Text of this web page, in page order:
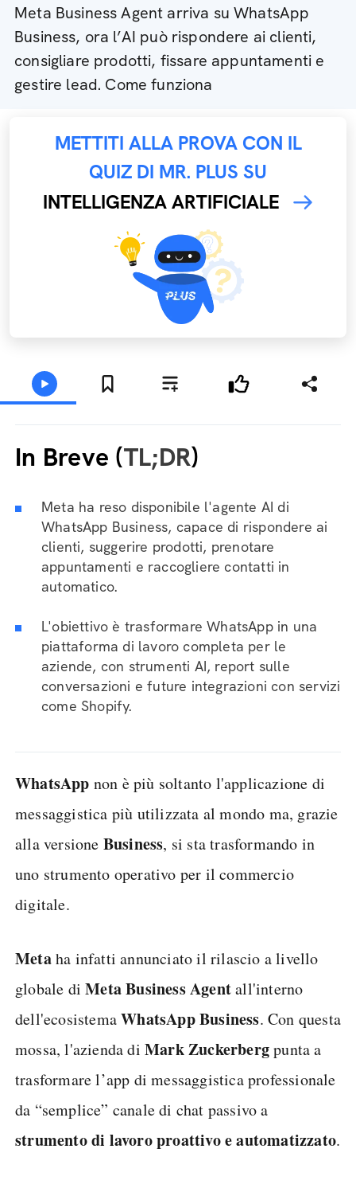
Meta Business Agent arriva su WhatsApp
Business, ora l’AI può rispondere ai clienti,
consigliare prodotti, fissare appuntamenti e
gestire lead. Come funziona
METTITI ALLA PROVA CON IL
QUIZ DI MR. PLUS SU
INTELLIGENZA ARTIFICIALE
In Breve (TL;DR)
Meta ha reso disponibile l'agente AI di
WhatsApp Business, capace di rispondere ai
clienti, suggerire prodotti, prenotare
appuntamenti e raccogliere contatti in
automatico.
L'obiettivo è trasformare WhatsApp in una
piattaforma di lavoro completa per le
aziende, con strumenti AI, report sulle
conversazioni e future integrazioni con servizi
come Shopify.
WhatsApp non è più soltanto l'applicazione di
messaggistica più utilizzata al mondo ma, grazie
alla versione Business, si sta trasformando in
uno strumento operativo per il commercio
digitale.
Metaha infatti annunciato il rilascio a livello
globale diMeta Business Agentall'interno
dell'ecosistemaWhatsApp Business. Con questa
mossa, l'azienda di Mark Zuckerbergpunta a
trasformare l’app di messaggistica professionale
da “semplice” canale di chat passivo a
strumento di lavoro proattivo e automatizzato.